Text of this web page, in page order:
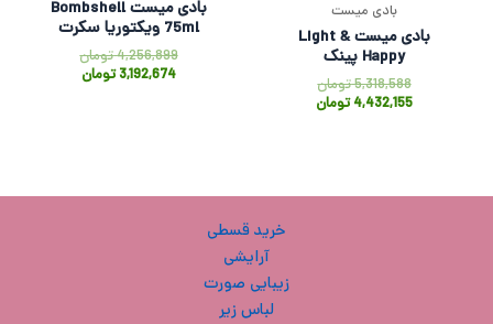
بادی میست
بادی میست Light &
Happy پینک
5,318,588تومان
4,432,155تومان
بادی میست Bombshell
75ml ویکتوریا سکرت
4,256,899تومان
3,192,674 تومان
خرید قسطی
آرایشی
زیبایی صورت
لباس زیر